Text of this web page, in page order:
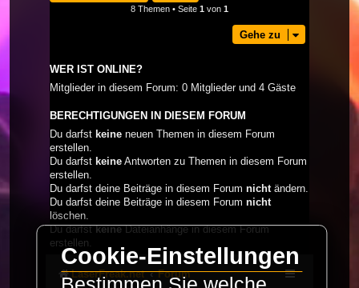
8 Themen • Seite 1 von 1
Gehe zu
WER IST ONLINE?
Mitglieder in diesem Forum: 0 Mitglieder und 4 Gäste
BERECHTIGUNGEN IN DIESEM FORUM
Du darfst keine neuen Themen in diesem Forum
erstellen.
Du darfst keine Antworten zu Themen in diesem Forum
erstellen.
Du darfst deine Beiträge in diesem Forum nicht ändern.
Du darfst deine Beiträge in diesem Forum nicht
löschen.
Du darfstkeineDateianhänge in diesem Forum
erstellen.
LaserFreak.net Forum
Cookie-Einstellungen